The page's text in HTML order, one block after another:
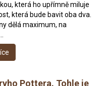
která ho upřímně miluje
která bude bavit oba dva.
dělá maximum, na
Pottera. Tohle je